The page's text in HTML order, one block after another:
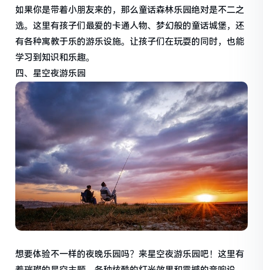
如果你是带着小朋友来的，那么童话森林乐园绝对是不二之
选。这里有孩子们最爱的卡通人物、梦幻般的童话城堡，还
有各种寓教于乐的游乐设施。让孩子们在玩耍的同时，也能
学习到知识和乐趣。
四、星空夜游乐园
想要体验不一样的夜晚乐园吗？来星空夜游乐园吧！这里有